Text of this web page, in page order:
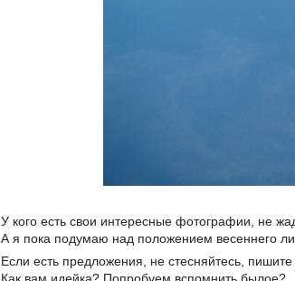
У кого есть свои интересные фотографии, не
А я пока подумаю над положением весеннего
Если есть предложения, не стесняйтесь,